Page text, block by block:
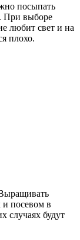
посыпать
При выборе
любит свет и на
плохо.
посевом в
случаях будут